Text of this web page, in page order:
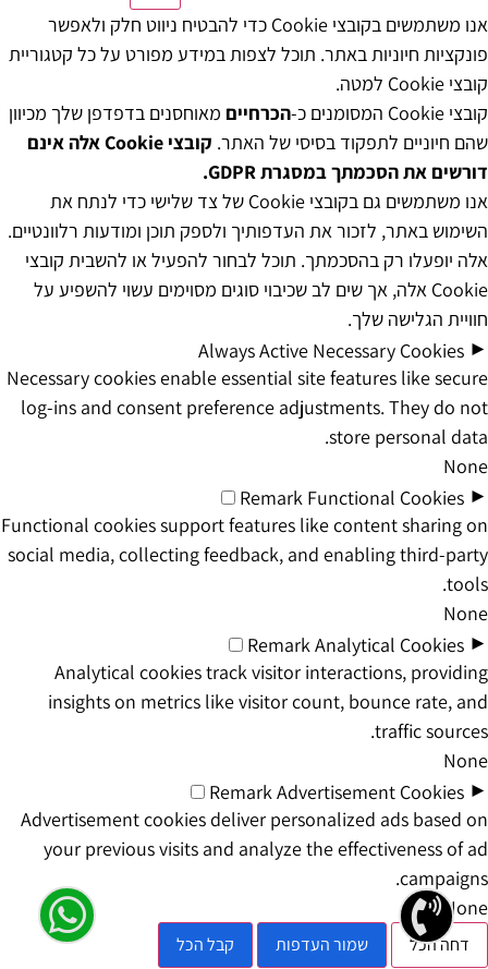
אנו משתמשים בקובצי Cookie כדי להבטיח ניווט חלק ולאפשר
פונקציות חיוניות באתר. תוכל לצפות במידע מפורט על כל קטגוריית
קובצי Cookie למטה.
קובצי Cookie המסומנים כ-
הכרחיים מאוחסנים בדפדפן שלך מכיוון
שהם חיוניים לתפקוד בסיסי של האתר.
קובצי Cookie אלה אינם
דורשים את הסכמתך במסגרת GDPR.
אנו משתמשים גם בקובצי Cookie של צד שלישי כדי לנתח את
השימוש באתר, לזכור את העדפותיך ולספק תוכן ומודעות רלוונטיים.
אלה יופעלו רק בהסכמתך. תוכל לבחור להפעיל או להשבית קובצי
Cookie אלה, אך שים לב שכיבוי סוגים מסוימים עשוי להשפיע על
חוויית הגלישה שלך.
►
Necessary Cookies
Always Active
Necessary cookies enable essential site features like secure
log-ins and consent preference adjustments. They do not
store personal data.
None
►
Functional Cookies
Remark
Functional cookies support features like content sharing on
social media, collecting feedback, and enabling third-party
tools.
None
►
Analytical Cookies
Remark
Analytical cookies track visitor interactions, providing
insights on metrics like visitor count, bounce rate, and
traffic sources.
None
►
Advertisement Cookies
Remark
Advertisement cookies deliver personalized ads based on
your previous visits and analyze the effectiveness of ad
campaigns.
None
דחה הכל שמור העדפות קבל הכל